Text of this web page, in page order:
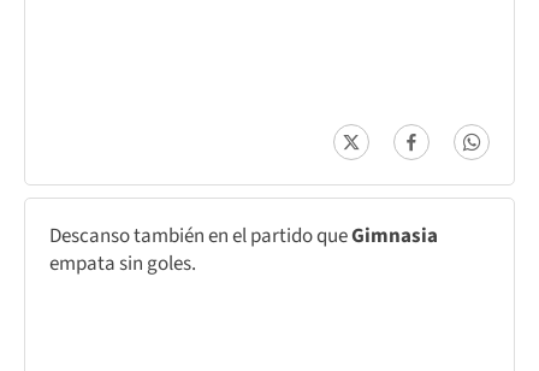
Descanso también en el partido queGimnasia
empata sin goles.